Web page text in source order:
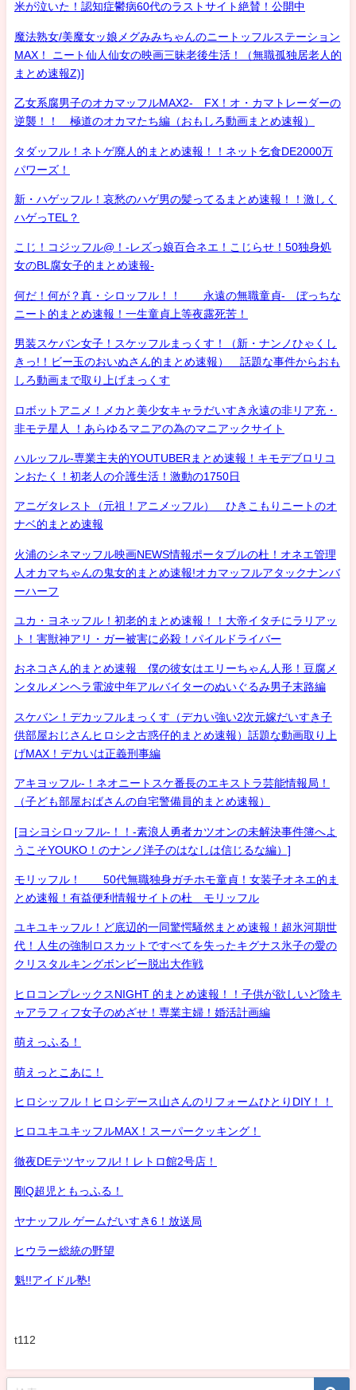
米が泣いた！認知症鬱病60代のラストサイト絶賛！公開中
魔法熟女/美魔女ッ娘メグみみちゃんのニートッフルステーション
MAX！ ニート仙人仙女の映画三昧老後生活！（無職孤独居老人的
まとめ速報Z)]
乙女系腐男子のオカマッフルMAX2- FX！オ・カマトレーダーの
逆襲！！ 極道のオカマたち編（おもしろ動画まとめ速報）
タダッフル！ネトゲ廃人的まとめ速報！！ネット乞食DE2000万
パワーズ！
新・ハゲッフル！哀愁のハゲ男の髪ってるまとめ速報！！激しく
ハゲっTEL？
こじ！コジッフル@！-レズっ娘百合ネエ！こじらせ！50独身処
女のBL腐女子的まとめ速報-
何だ！何が？真・シロッフル！！ 永遠の無職童貞- ぼっちな
ニート的まとめ速報！一生童貞上等夜露死苦！
男装スケバン女子！スケッフルまっくす！（新・ナンノひゃくし
きっ!！ビー玉のおいぬさん的まとめ速報） 話題な事件からおも
しろ動画まで取り上げまっくす
ロボットアニメ！メカと美少女キャラだいすき永遠の非リア充・
非モテ星人 ！あらゆるマニアの為のマニアックサイト
ハルッフル-専業主夫的YOUTUBERまとめ速報！キモデブロリコ
ンおたく！初老人の介護生活！激動の1750日
アニゲタレスト（元祖！アニメッフル） ひきこもりニートのオ
ナベ的まとめ速報
火浦のシネマッフル映画NEWS情報ポータブルの杜！オネエ管理
人オカマちゃんの鬼女的まとめ速報!オカマッフルアタックナンバ
ーハーフ
ユカ・ヨネッフル！初老的まとめ速報！！大帝イタチにラリアッ
ト！害獣神アリ・ガー被害に必殺！パイルドライバー
おネコさん的まとめ速報 僕の彼女はエリーちゃん人形！豆腐メ
ンタルメンヘラ電波中年アルバイターのぬいぐるみ男子末路編
スケバン！デカッフルまっくす（デカい強い2次元嫁だいすき子
供部屋おじさんヒロシ之古惑仔的まとめ速報）話題な動画取り上
げMAX！デカいは正義刑事編
アキヨッフル-！ネオニートスケ番長のエキストラ芸能情報局！
（子ども部屋おばさんの自宅警備員的まとめ速報）
[ヨシヨシロッフル-！！-素浪人勇者カツオンの未解決事件簿へよ
うこそYOUKO！のナンノ洋子のはなしは信じるな編）]
モリッフル！ 50代無職独身ガチホモ童貞！女装子オネエ的ま
とめ速報！有益便利情報サイトの杜 モリッフル
ユキユキッフル！ど底辺的一同驚愕騒然まとめ速報！超氷河期世
代！人生の強制ロスカットですべてを失ったキグナス氷子の愛の
クリスタルキングボンビー脱出大作戦
ヒロコンプレックスNIGHT 的まとめ速報！！子供が欲しいど陰キ
ャアラフィフ女子のめざせ！専業主婦！婚活計画編
萌えっふる！
萌えっとこあに！
ヒロシッフル！ヒロシデース山さんのリフォームひとりDIY！！
ヒロユキユキッフルMAX！スーパークッキング！
徹夜DEテツヤッフル!！レトロ館2号店！
剛Q超児ともっふる！
ヤナッフル ゲームだいすき6！放送局
ヒウラー総統の野望
魁!!アイドル塾!
t112